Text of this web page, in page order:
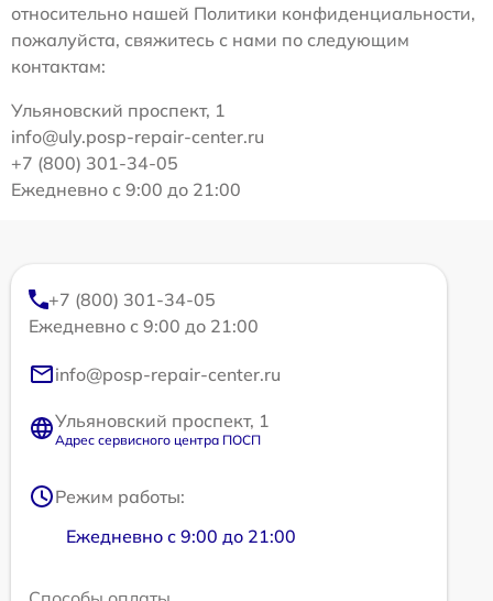
относительно нашей Политики конфиденциальности,
пожалуйста, свяжитесь с нами по следующим
контактам:
Ульяновский проспект, 1
info@uly.posp-repair-center.ru
+7 (800) 301-34-05
Ежедневно с 9:00 до 21:00
+7 (800) 301-34-05
Ежедневно с 9:00 до 21:00
info@posp-repair-center.ru
Ульяновский проспект, 1
Адрес сервисного центра ПОСП
Режим работы:
Ежедневно с 9:00 до 21:00